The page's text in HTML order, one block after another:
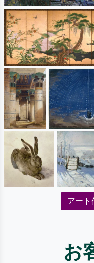
アート
お